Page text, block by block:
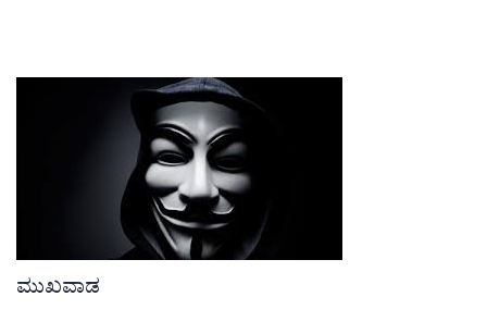
ಮುಖವಾಡ